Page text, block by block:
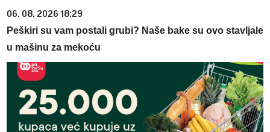
06. 08. 2026 18:29
Peškiri su vam postali grubi? Naše bake su ovo stavljale
u mašinu za mekoću